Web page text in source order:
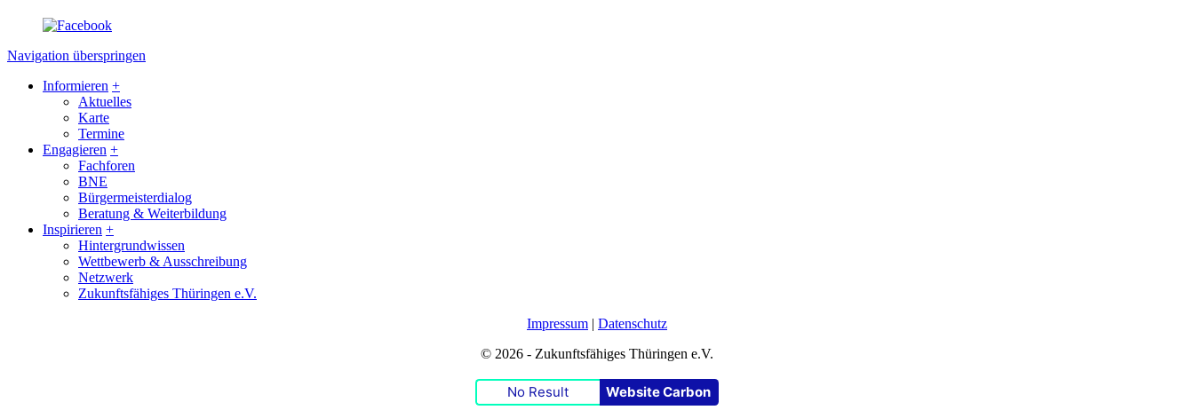
Navigation überspringen
Informieren +
Aktuelles
Karte
Termine
Engagieren +
Fachforen
BNE
Bürgermeisterdialog
Beratung & Weiterbildung
Inspirieren +
Hintergrundwissen
Wettbewerb & Ausschreibung
Netzwerk
Zukunftsfähiges Thüringen e.V.
Impressum | Datenschutz
© 2026 - Zukunftsfähiges Thüringen e.V.
No Result Website Carbon